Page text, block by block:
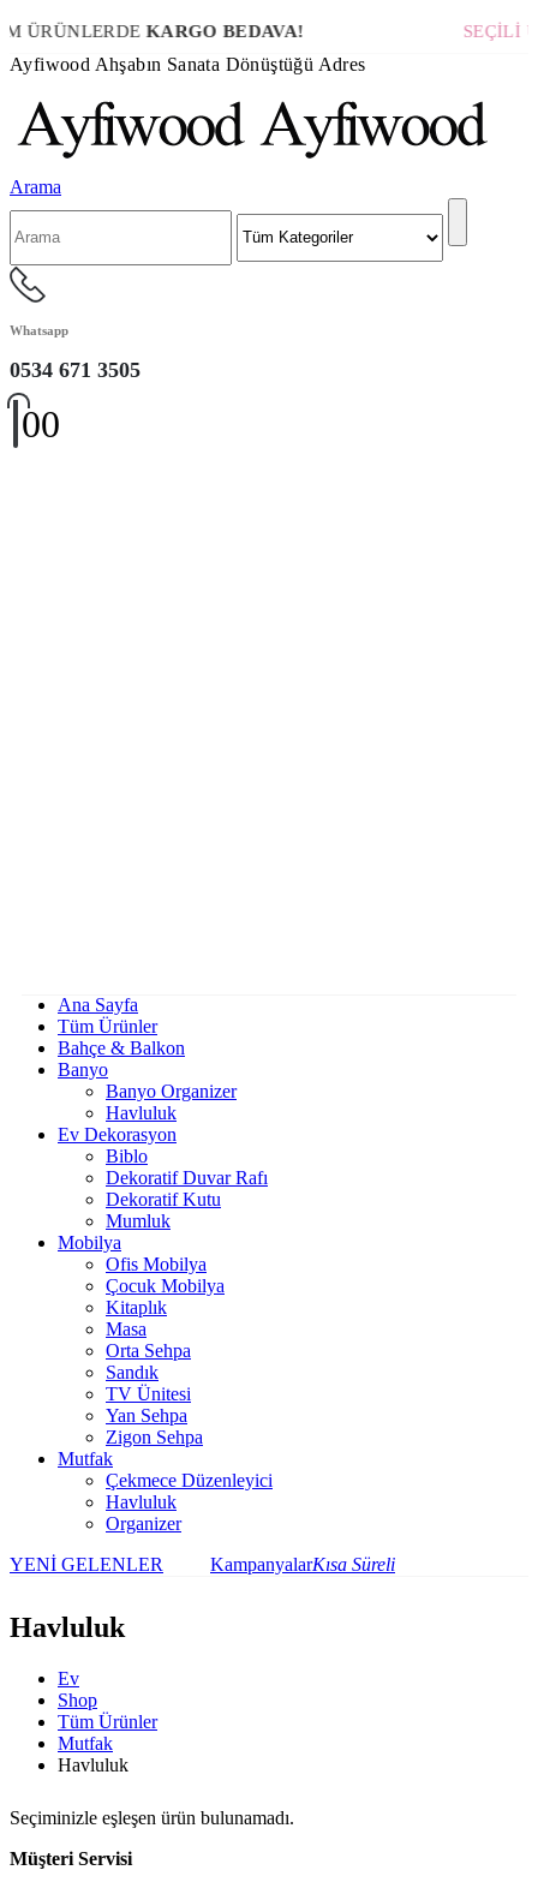
ÜRÜNLERDEKARGO BEDAVA! SEÇİLİ
Ayfiwood Ahşabın Sanata Dönüştüğü Adres
Arama
Whatsapp
0534 671 3505
00
Ana Sayfa
Tüm Ürünler
Bahçe & Balkon
Banyo
Banyo Organizer
Havluluk
Ev Dekorasyon
Biblo
Dekoratif Duvar Rafı
Dekoratif Kutu
Mumluk
Mobilya
Ofis Mobilya
Çocuk Mobilya
Kitaplık
Masa
Orta Sehpa
Sandık
TV Ünitesi
Yan Sehpa
Zigon Sehpa
Mutfak
Çekmece Düzenleyici
Havluluk
Organizer
YENİ GELENLER
KampanyalarKısa Süreli
Havluluk
Ev
Shop
Tüm Ürünler
Mutfak
Havluluk
Seçiminizle eşleşen ürün bulunamadı.
Müşteri Servisi